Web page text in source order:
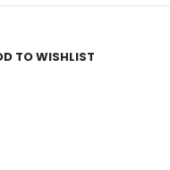
TO WISHLIST